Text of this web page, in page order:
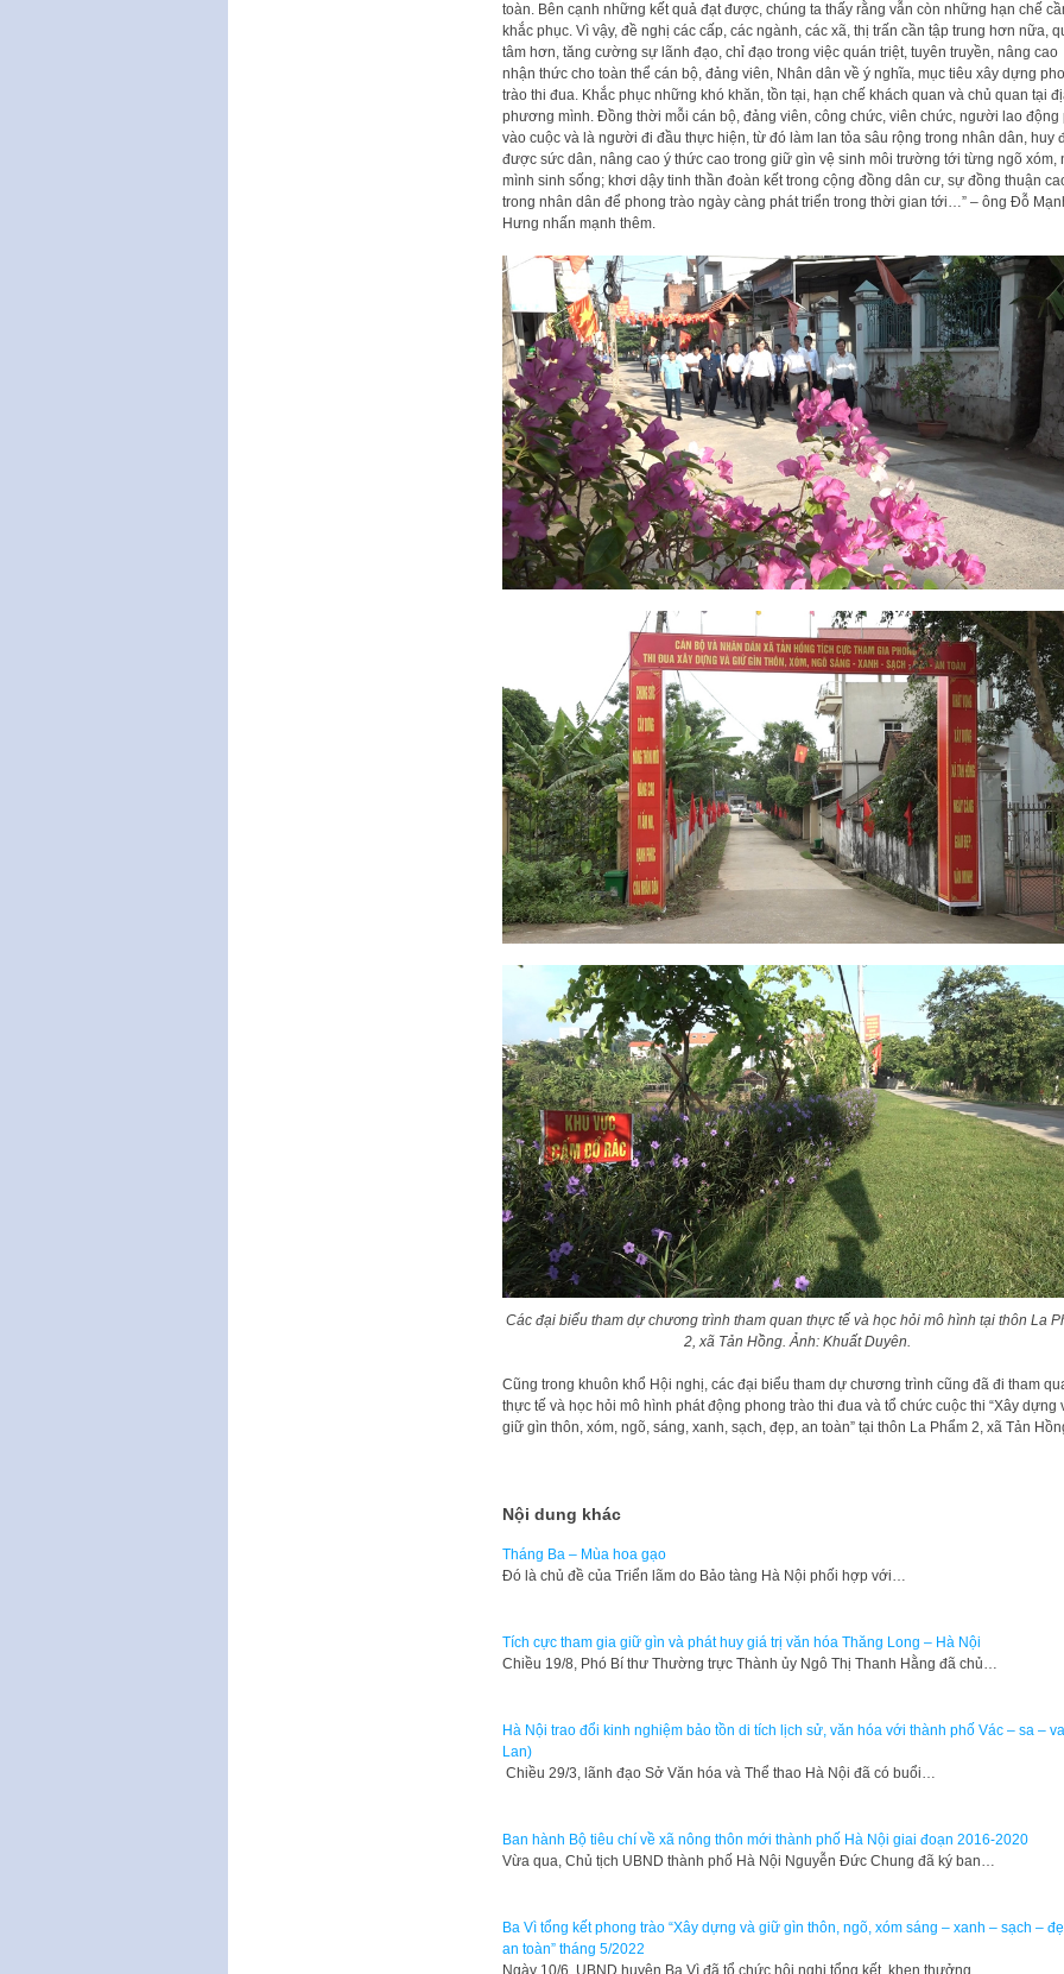
toàn. Bên cạnh những kết quả đạt được, chúng ta thấy rằng vẫn còn những hạn chế
khắc phục. Vì vậy, đề nghị các cấp, các ngành, các xã, thị trấn cần tập trung hơn nữa,
tâm hơn, tăng cường sự lãnh đạo, chỉ đạo trong việc quán triệt, tuyên truyền, nâng cao
nhận thức cho toàn thể cán bộ, đảng viên, Nhân dân về ý nghĩa, mục tiêu xây dựng
trào thi đua. Khắc phục những khó khăn, tồn tại, hạn chế khách quan và chủ quan tại
phương mình. Đồng thời mỗi cán bộ, đảng viên, công chức, viên chức, người lao động
vào cuộc và là người đi đầu thực hiện, từ đó làm lan tỏa sâu rộng trong nhân dân, huy
được sức dân, nâng cao ý thức cao trong giữ gìn vệ sinh môi trường tới từng ngõ xóm,
mình sinh sống; khơi dậy tinh thần đoàn kết trong cộng đồng dân cư, sự đồng thuận
trong nhân dân để phong trào ngày càng phát triển trong thời gian tới…” – ông Đỗ
Hưng nhấn mạnh thêm.
Các đại biểu tham dự chương trình tham quan thực tế và học hỏi mô hình tại thôn La
2, xã Tản Hồng. Ảnh: Khuất Duyên.
Cũng trong khuôn khổ Hội nghị, các đại biểu tham dự chương trình cũng đã đi tham
thực tế và học hỏi mô hình phát động phong trào thi đua và tổ chức cuộc thi “Xây dựng
giữ gìn thôn, xóm, ngõ, sáng, xanh, sạch, đẹp, an toàn” tại thôn La Phẩm 2, xã Tản
Nội dung khác
Tháng Ba – Mùa hoa gạo
Đó là chủ đề của Triển lãm do Bảo tàng Hà Nội phối hợp với…
Tích cực tham gia giữ gìn và phát huy giá trị văn hóa Thăng Long – Hà Nội
Chiều 19/8, Phó Bí thư Thường trực Thành ủy Ngô Thị Thanh Hằng đã chủ…
Hà Nội trao đổi kinh nghiệm bảo tồn di tích lịch sử, văn hóa với thành phố Vác – sa –
Lan)
Chiều 29/3, lãnh đạo Sở Văn hóa và Thể thao Hà Nội đã có buổi…
Ban hành Bộ tiêu chí về xã nông thôn mới thành phố Hà Nội giai đoạn 2016-2020
Vừa qua, Chủ tịch UBND thành phố Hà Nội Nguyễn Đức Chung đã ký ban…
Ba Vì tổng kết phong trào “Xây dựng và giữ gìn thôn, ngõ, xóm sáng – xanh – sạch –
an toàn” tháng 5/2022